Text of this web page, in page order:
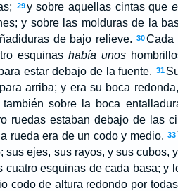
29 y sobre aquellas cintas que
y sobre las molduras de la
de bajo relieve. 30Cada
esquinas había unos
estar debajo de la fuente. 31
arriba; y era su boca
sobre la boca
ruedas estaban debajo de las
rueda era de un codo y medio. 33
sus ejes, sus rayos, y sus cubos,
cuatro esquinas de cada basa; y
codo de altura redondo por